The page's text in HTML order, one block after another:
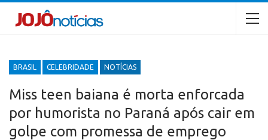
BRASIL CELEBRIDADE NOTÍCIAS
Miss teen baiana é morta enforcada
por humorista no Paraná após cair em
golpe com promessa de emprego